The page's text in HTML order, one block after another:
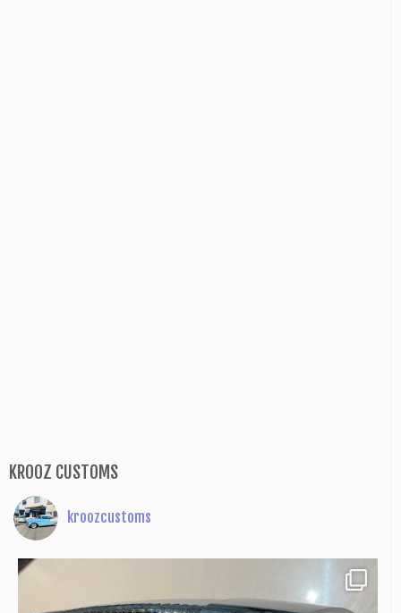
KROOZ CUSTOMS
kroozcustoms